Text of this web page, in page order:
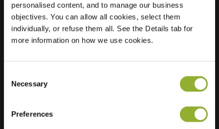
personalised content, and to manage our business
objectives. You can allow all cookies, select them
individually, or refuse them all. See the Details tab for
more information on how we use cookies.
Selection
Necessary
Preferences
Localização
Zuiderkruis 44
7782 SG De Krim
Países Baixos